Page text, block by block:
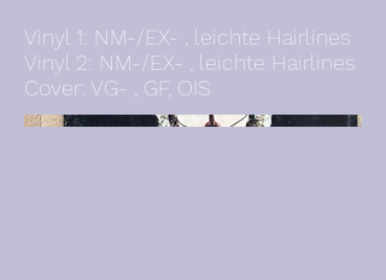
Vinyl 1: NM-/EX- , leichte Hairlines
Vinyl 2: NM-/EX- , leichte Hairlines
Cover: VG- , GF, OIS